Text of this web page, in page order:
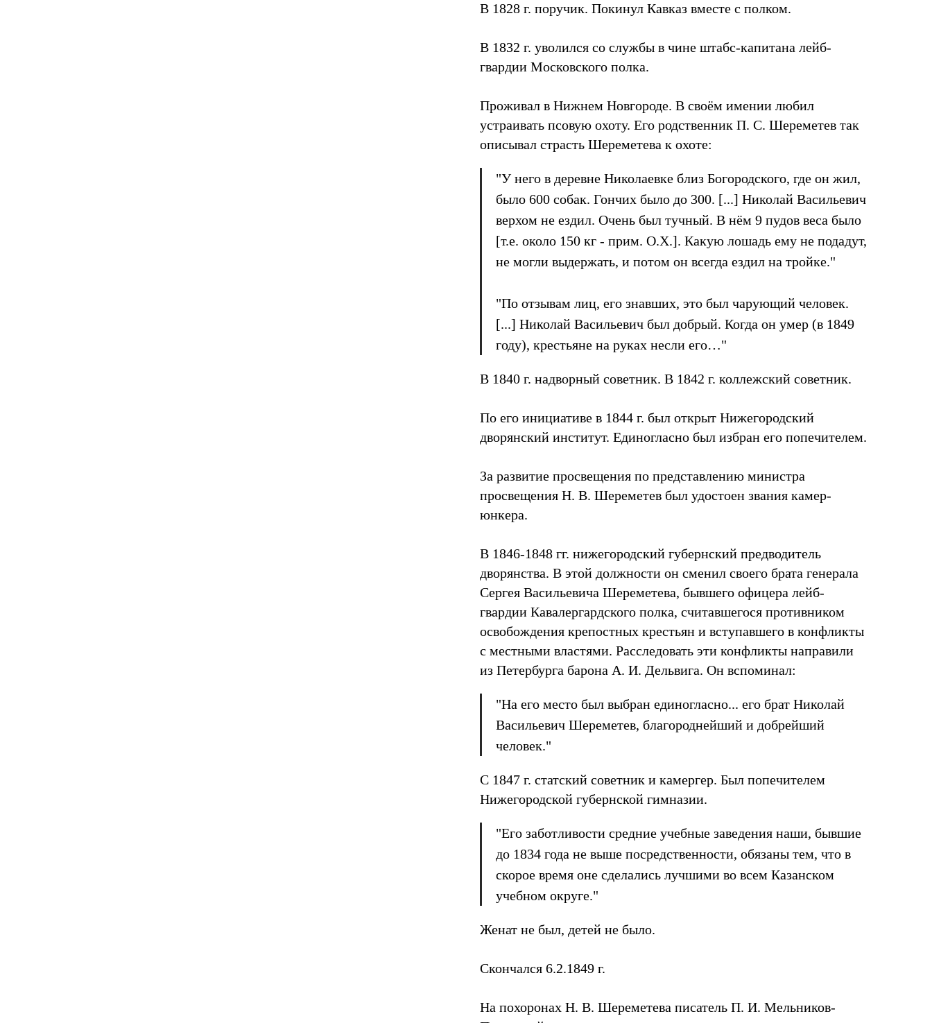
В 1828 г. поручик. Покинул Кавказ вместе с полком.
В 1832 г. уволился со службы в чине штабс-капитана лейб-
гвардии Московского полка.
Проживал в Нижнем Новгороде. В своём имении любил
устраивать псовую охоту. Его родственник П. С. Шереметев так
описывал страсть Шереметева к охоте:
"У него в деревне Николаевке близ Богородского, где он жил,
было 600 собак. Гончих было до 300. [...] Николай Васильевич
верхом не ездил. Очень был тучный. В нём 9 пудов веса было
[т.е. около 150 кг - прим. О.Х.]. Какую лошадь ему не подадут,
не могли выдержать, и потом он всегда ездил на тройке."
"По отзывам лиц, его знавших, это был чарующий человек.
[...] Николай Васильевич был добрый. Когда он умер (в 1849
году), крестьяне на руках несли его…"
В 1840 г. надворный советник. В 1842 г. коллежский советник.
По его инициативе в 1844 г. был открыт Нижегородский
дворянский институт. Единогласно был избран его попечителем.
За развитие просвещения по представлению министра
просвещения Н. В. Шереметев был удостоен звания камер-
юнкера.
В 1846-1848 гг. нижегородский губернский предводитель
дворянства. В этой должности он сменил своего брата генерала
Сергея Васильевича Шереметева, бывшего офицера лейб-
гвардии Кавалергардского полка, считавшегося противником
освобождения крепостных крестьян и вступавшего в конфликты
с местными властями. Расследовать эти конфликты направили
из Петербурга барона А. И. Дельвига. Он вспоминал:
"На его место был выбран единогласно... его брат Николай
Васильевич Шереметев, благороднейший и добрейший
человек."
С 1847 г. статский советник и камергер. Был попечителем
Нижегородской губернской гимназии.
"Его заботливости средние учебные заведения наши, бывшие
до 1834 года не выше посредственности, обязаны тем, что в
скорое время оне сделались лучшими во всем Казанском
учебном округе."
Женат не был, детей не было.
Скончался 6.2.1849 г.
На похоронах Н. В. Шереметева писатель П. И. Мельников-